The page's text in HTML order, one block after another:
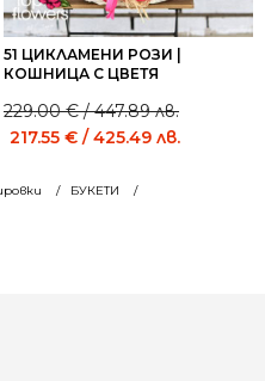
БУКЕТИ
51 ЦИКЛАМЕНИ РОЗИ |
КОШНИЦА С ЦВЕТЯ
Original
price
229.00 €
229.00€/ 447.89 лв.
Current
price
229.00 €
217.55 € / 425.49 лв.